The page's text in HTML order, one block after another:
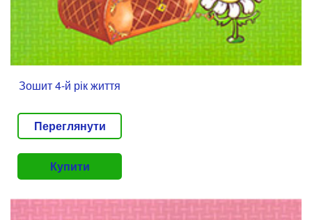
Зошит 4-й рік життя
Переглянути
Купити